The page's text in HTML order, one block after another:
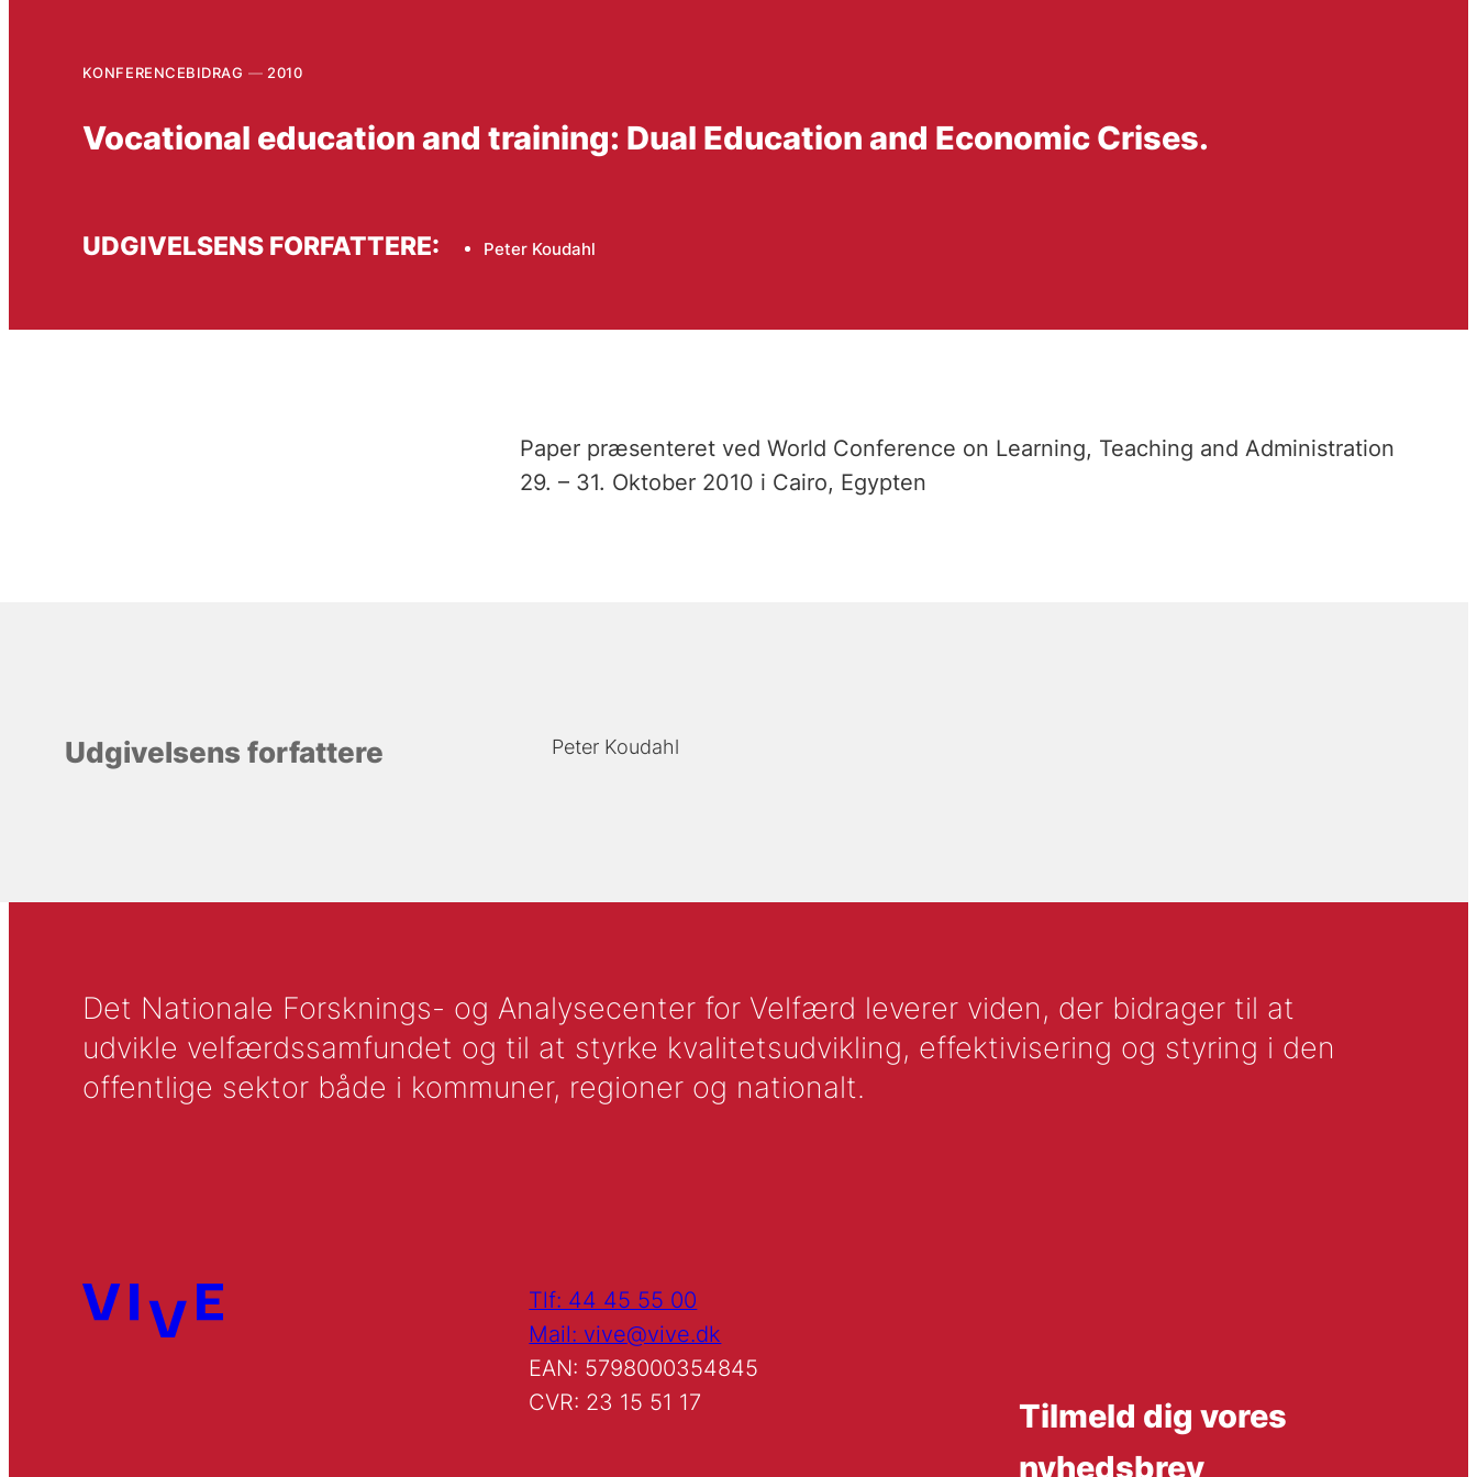
KONFERENCEBIDRAG 2010
Vocational education and training: Dual Education and Economic Crises.
UDGIVELSENS FORFATTERE: Peter Koudahl
Paper præsenteret ved World Conference on Learning, Teaching and Administration
29. – 31. Oktober 2010 i Cairo, Egypten
Udgivelsens forfattere Peter Koudahl
Det Nationale Forsknings- og Analysecenter for Velfærd leverer viden, der bidrager til at
udvikle velfærdssamfundet og til at styrke kvalitetsudvikling, effektivisering og styring i den
offentlige sektor både i kommuner, regioner og nationalt.
Tlf: 44 45 55 00
Mail: vive@vive.dk
EAN: 5798000354845
CVR: 23 15 51 17
Tilmeld dig vores
nyhedsbrev